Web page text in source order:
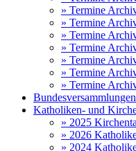
» Termine
» Termine
» Termine
» Termine
» Termine
» Termine
» Termine
Bundesversammlungen
Katholiken- und
» 2025
» 2026
» 2024